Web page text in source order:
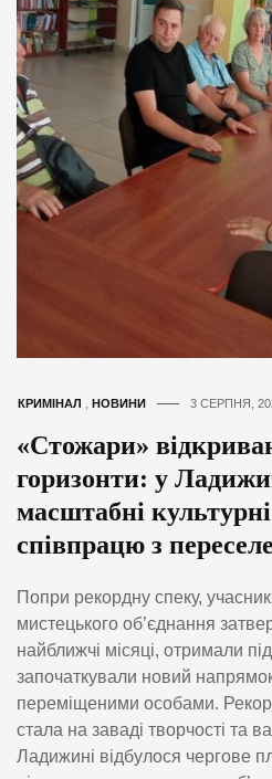
КРИМІНАЛ НОВИНИ 3 СЕРПНЯ,
«Стожари»
горизонти: у
масштабні
співпрацю з
Попри рекордну спеку,
мистецького об’єднання
найближчі місяці, отримали
започаткували новий
переміщеними особами.
стала на заваді творчості та
Ладижині відбулося чергове